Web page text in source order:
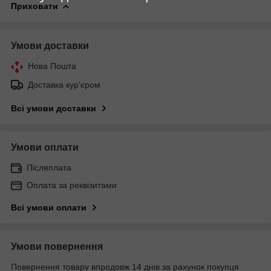
Приховати
Умови доставки
Нова Пошта
Доставка кур'єром
Всі умови доставки
Умови оплати
Післяплата
Оплата за реквізитами
Всі умови оплати
Умови повернення
Повернення товару впродовж 14 днів за рахунок покупця